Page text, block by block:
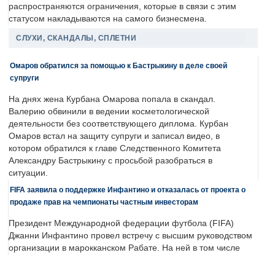
распространяются ограничения, которые в связи с этим
статусом накладываются на самого бизнесмена.
СЛУХИ, СКАНДАЛЫ, СПЛЕТНИ
Омаров обратился за помощью к Бастрыкину в деле своей
супруги
На днях жена Курбана Омарова попала в скандал.
Валерию обвинили в ведении косметологической
деятельности без соответствующего диплома. Курбан
Омаров встал на защиту супруги и записал видео, в
котором обратился к главе Следственного Комитета
Александру Бастрыкину с просьбой разобраться в
ситуации.
FIFA заявила о поддержке Инфантино и отказалась от проекта о
продаже прав на чемпионаты частным инвесторам
Президент Международной федерации футбола (FIFA)
Джанни Инфантино провел встречу с высшим руководством
организации в марокканском Рабате. На ней в том числе